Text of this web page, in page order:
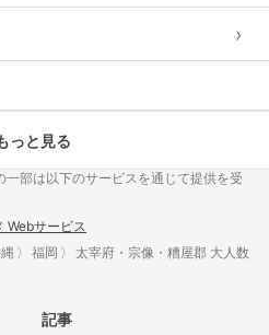
›
っと見る
部は以下のサービスを通じて提供を受
Webサービス
福岡 太宰府・宗像・糟屋郡 大人数
記事